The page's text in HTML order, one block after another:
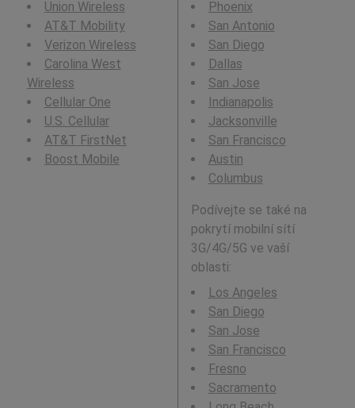
Union Wireless
AT&T Mobility
Verizon Wireless
Carolina West
Wireless
Cellular One
U.S. Cellular
AT&T FirstNet
Boost Mobile
Phoenix
San Antonio
San Diego
Dallas
San Jose
Indianapolis
Jacksonville
San Francisco
Austin
Columbus
Podívejte se také na
pokrytí mobilní sítí
3G/4G/5G ve vaší
oblasti:
Los Angeles
San Diego
San Jose
San Francisco
Fresno
Sacramento